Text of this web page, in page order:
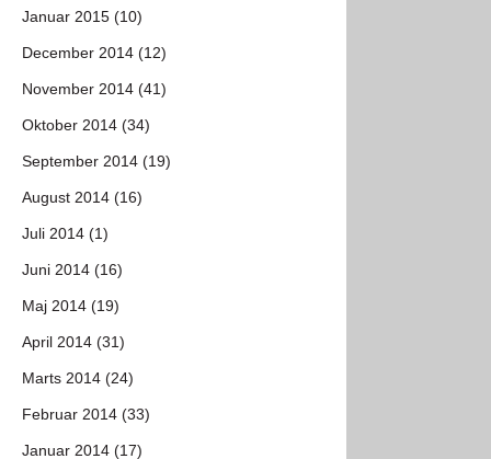
Januar 2015 (10)
December 2014 (12)
November 2014 (41)
Oktober 2014 (34)
September 2014 (19)
August 2014 (16)
Juli 2014 (1)
Juni 2014 (16)
Maj 2014 (19)
April 2014 (31)
Marts 2014 (24)
Februar 2014 (33)
Januar 2014 (17)